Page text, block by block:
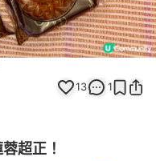
13 1
超正！